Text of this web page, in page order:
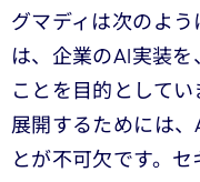
グマディは次のよ
は、企業のAI実装
ことを目的として
展開するためには
とが不可欠です。